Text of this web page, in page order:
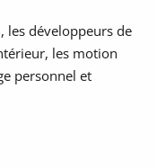
les développeurs de
les motion
personnel et